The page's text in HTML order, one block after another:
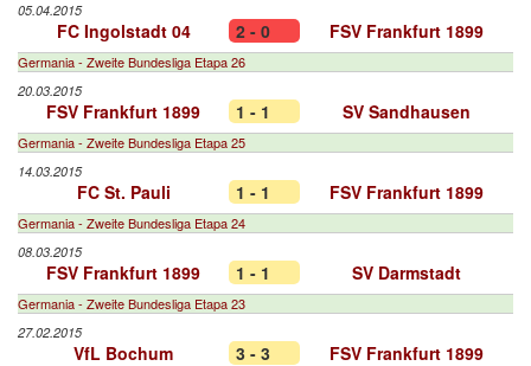
05.04.2015
FC Ingolstadt 04 2 - 0 FSV Frankfurt 1899
Germania - Zweite Bundesliga Etapa 26
20.03.2015
FSV Frankfurt 1899 1 - 1 SV Sandhausen
Germania - Zweite Bundesliga Etapa 25
14.03.2015
FC St. Pauli 1 - 1 FSV Frankfurt 1899
Germania - Zweite Bundesliga Etapa 24
08.03.2015
FSV Frankfurt 1899 1 - 1 SV Darmstadt
Germania - Zweite Bundesliga Etapa 23
27.02.2015
VfL Bochum 3 - 3 FSV Frankfurt 1899